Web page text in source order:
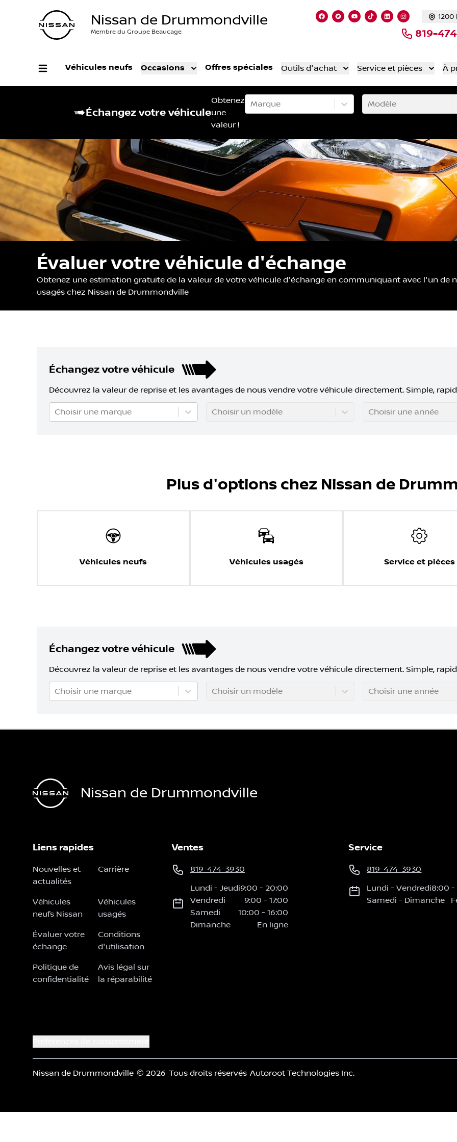
Nissan de Drummondville
Membre du Groupe Beaucage 819-
Lien vers notre page facebook
Lien vers notre compte Twitter
Lien vers notre chaîne
Lien vers notre
Lien vers notre
Lien vers
1200
Véhicules neufs Occasions Offres spéciales Outils d'achat Service et pièces À
Échangez votre véhicule
Obtenez
une
valeur !
Marque Modèle
Évaluer votre véhicule d'échange
Obtenez une estimation gratuite de la valeur de votre véhicule d'échange en communiquant avec l'un de
usagés chez Nissan de Drummondville
Échangez votre véhicule
Découvrez la valeur de reprise et les avantages de nous vendre votre véhicule directement. Simple,
Choisir une marque Choisir un modèle Choisir une année
Plus d'options chez Nissan de
Véhicules neufs Véhicules usagés Service et pièces
Échangez votre véhicule
Découvrez la valeur de reprise et les avantages de nous vendre votre véhicule directement. Simple,
Choisir une marque Choisir un modèle Choisir une année
Nissan de Drummondville
Liens rapides
Nouvelles et
actualités
Carrière
Véhicules
neufs Nissan
Véhicules
usagés
Évaluer votre
échange
Conditions
d'utilisation
Politique de
confidentialité
Avis légal sur
la réparabilité
Ventes
819-474-3930
Lundi - Jeudi9:00 - 20:00
Vendredi
9:00 - 17:00
Samedi
10:00 - 16:00
Dimanche
En ligne
Service
819-474-3930
Lundi -Vendredi8:00 -
Samedi - Dimanche
Nissan de Drummondville © 2026 Tous droits réservés Autoroot Technologies Inc.